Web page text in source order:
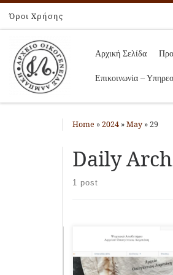
Skip to content
Όροι Χρήσης
Αρχική Σελίδα
Επικοινωνία –
Home »2024 »May »29
Daily
1 post
25/5/2024 43ο Συμπόσιο
και Μεταβυζαντινής
Τέχνης της Χριστιανικής